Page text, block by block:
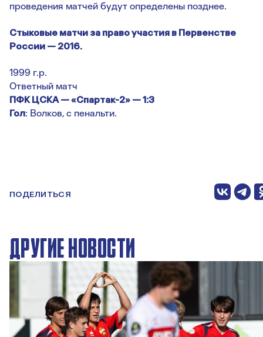
проведения матчей будут определены позднее.
Стыковые матчи за право участия в Первенстве
России — 2016.
1999 г.р.
Ответный матч
ПФК ЦСКА — «Спартак-2» — 1:3
Гол: Волков, с пенальти.
ПОДЕЛИТЬСЯ
ДРУГИЕ НОВОСТИ